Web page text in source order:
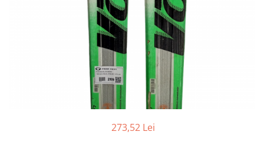
Bețe noi modele feminine
273,52 Lei